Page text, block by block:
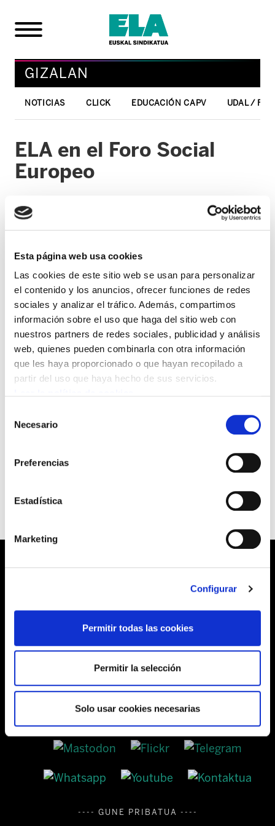
Esta página web usa cookies
Las cookies de este sitio web se usan para personalizar
el contenido y los anuncios, ofrecer funciones de redes
sociales y analizar el tráfico. Además, compartimos
información sobre el uso que haga del sitio web con
nuestros partners de redes sociales, publicidad y análisis
web, quienes pueden combinarla con otra información
que les haya proporcionado o que hayan recopilado a
partir del uso que haya hecho de sus servicios.
Necesario
Preferencias
Estadística
Marketing
Configurar
Permitir todas las cookies
Permitir la selección
Solo usar cookies necesarias
GIZALAN
NOTICIAS CLICK EDUCACIÓN CAPV UDAL /
ELA en el Foro Social
Europeo
GIZALAN
Una delegación de ELA, encabezada por los
miembros de la Comisión Ejecutiva, Mikel
Noval y Laura Gonzalez de Txabarri, participará
en el Foro Social Europeo que tendrá lugar en
Londres entre mañana y el próximo domingo.
Además, Nere Urrestarazu, responsable del área
de políticas de género, tomará parte el proximo
sábado, 16 de octubre, en una mesa redonda,
Grecia e Italia sobre el papel de la mujer en
Europa.
Bilbao, 13 de octubrede 2004
Tel:944 03 77 00
---- GUNE PRIBATUA ----